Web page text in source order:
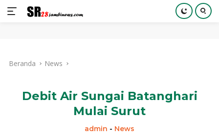
kontenBeranda News
Debit Air Sungai Batanghari
Mulai Surut
admin - News